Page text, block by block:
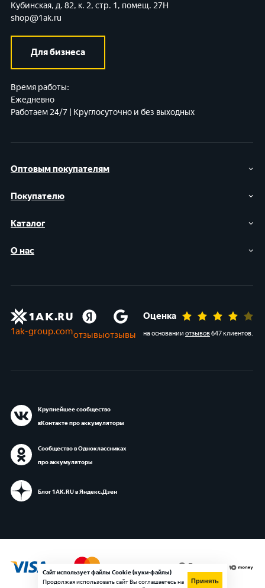
Сайт использует файлы Cookie (куки-файлы)
Продолжая использовать сайт Вы соглашаетесь на
Принять
Оптовым покупателям
Покупателю
Каталог
О нас
Кубинская, д. 82, к. 2, стр. 1, помещ. 27Н
shop@1ak.ru
Для бизнеса
Время работы:
Ежедневно
Работаем 24/7 | Круглосуточно и без выходных
1ak-group.comотзывыотзывы
Оценка
на основании отзывов647 клиентов.
Крупнейшее сообщество
вКонтакте про аккумуляторы
Сообщество в Одноклассниках
про аккумуляторы
Блог 1АК.RU в Яндекс.Дзен